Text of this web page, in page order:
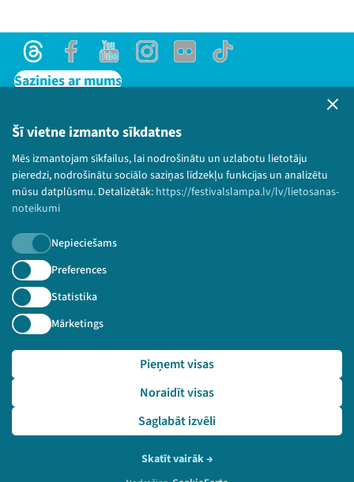
Šī vietne izmanto sīkdatnes
Mēs izmantojam sīkfailus, lai nodrošinātu un uzlabotu lietotāju
pieredzi, nodrošinātu sociālo saziņas līdzekļu funkcijas un analizētu
mūsu datplūsmu. Detalizētāk: https://festivalslampa.lv/lv/lietosanas-
noteikumi
Nepieciešams
Preferences
Statistika
Mārketings
Saglabāt izvēli
Noraidīt visas
Pieņemt visas
Skatīt vairāk→
ThreadsFacebookYoutubeInstagram
Flick TikTok
Sazinies ar mums
Lietošanas noteikumi un sīkdatņu politika
Bērnu aizsardzības politika
© 2026 Sarunu festivāls LAMPA Visas tiesības
paturētas.
Piesakies jaunumiem!
Nepalaid garām aktuālāko informāciju!
Pieteikties
🔗 https://festivalslampa.lv/lv/dalibnieki/4341